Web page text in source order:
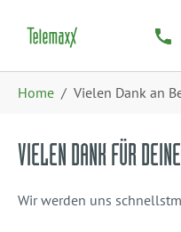
Home Vielen Dank an
VIELEN DANK FÜR
Wir werden uns